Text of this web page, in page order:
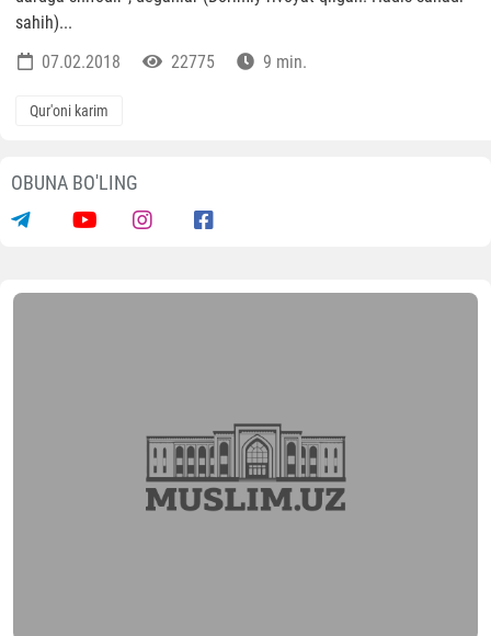
sahih)...
07.02.2018
22775 9 min.
Qur'oni karim
OBUNA BO'LING